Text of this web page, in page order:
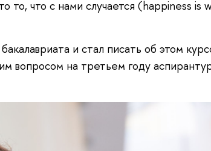
то, что с нами случается (happiness is
и стал писать об этом
вопросом на третьем году